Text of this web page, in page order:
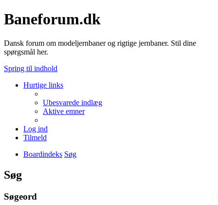
Baneforum.dk
Dansk forum om modeljernbaner og rigtige jernbaner. Stil dine
spørgsmål her.
Spring til indhold
Hurtige links
Ubesvarede indlæg
Aktive emner
Log ind
Tilmeld
Boardindeks Søg
Søg
Søgeord